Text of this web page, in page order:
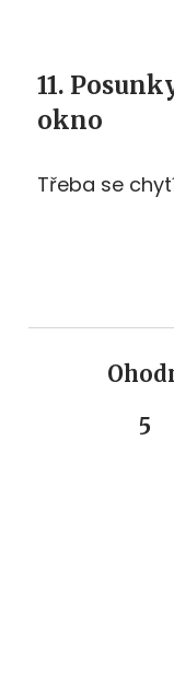
11.
okno
Třeba se
5